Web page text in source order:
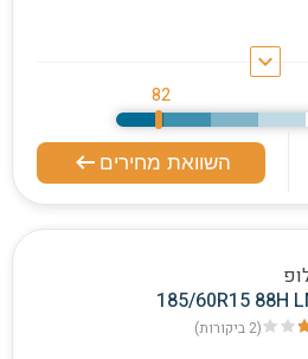
keyboard_arrow_down
82
השוואת מחירים
185/60R15 88H
(2 ביקורות)